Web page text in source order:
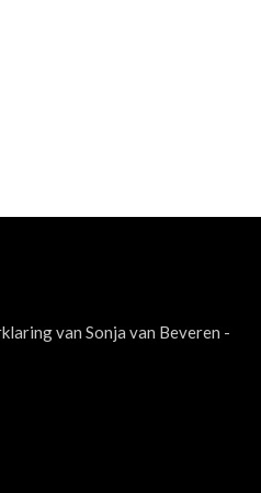
van Sonja van Beveren -